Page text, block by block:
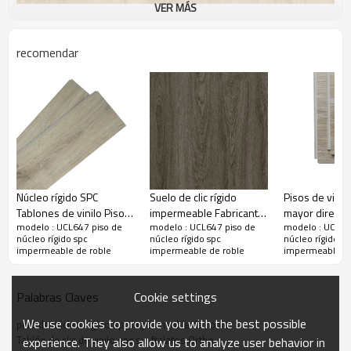
VER MÁS
recomendar
Núcleo rígido SPC
Tablones de vinilo Pisos
de vinilo Acabado de
madera Fabricante de
pisos de PVC | VOC bajo
de gama alta 7''x48''
5.5mm para uso
comercial HIF 20501
modelo : UCL647 piso de
núcleo rígido spc
impermeable de roble
Suelo de clic rígido
impermeable Fabricante
| clic de vinilo spc con
aspecto de madera de 5
mm | spc vinil rigido uso
comercial
modelo : UCL647 piso de
núcleo rígido spc
impermeable de roble
Pisos de
mayor
fabricante
vinilo de lujo
rígido | Diseño
Innovador |
sonido RTS
modelo :
núcleo rígido
impermeable
Palabras Claves
piso de núcleo rígido spc impermeable de roble
Tablón de clic de vinilo spc sin ftalatos Ortho
Cookie settings
We use cookies to provide you with the best possible
experience. They also allow us to analyze user behavior in